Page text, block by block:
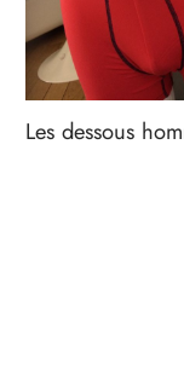
Les dessous